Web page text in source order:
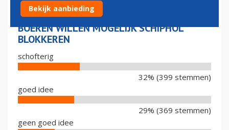
BOEREN WILLEN MOGELIJK SCHIPHOL
BLOKKEREN
schofterig
32% (399 stemmen)
goed idee
29% (369 stemmen)
geen goed idee
Bekijk aanbieding